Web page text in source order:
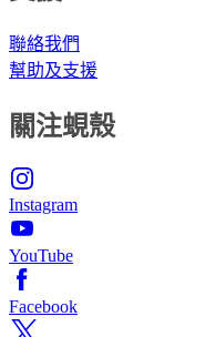
聯絡我們
幫助及支援
關注蜆殼
Instagram
YouTube
Facebook